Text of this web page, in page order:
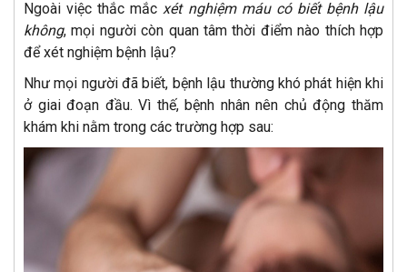
Ngoài việc thắc mắc xét nghiệm máu có biết bệnh lậu
không, mọi người còn quan tâm thời điểm nào thích hợp
để xét nghiệm bệnh lậu?
Như mọi người đã biết, bệnh lậu thường khó phát hiện khi
ở giai đoạn đầu. Vì thế, bệnh nhân nên chủ động thăm
khám khi nằm trong các trường hợp sau: